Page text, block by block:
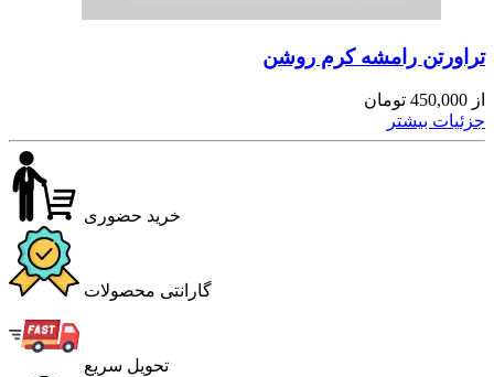
تراورتن رامشه کرم روشن
از 450,000 تومان
جزئیات بیشتر
خرید حضوری
گارانتی محصولات
تحویل سریع